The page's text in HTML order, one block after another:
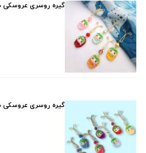
گیره روسری عروسکی
گیره روسری عروسکی